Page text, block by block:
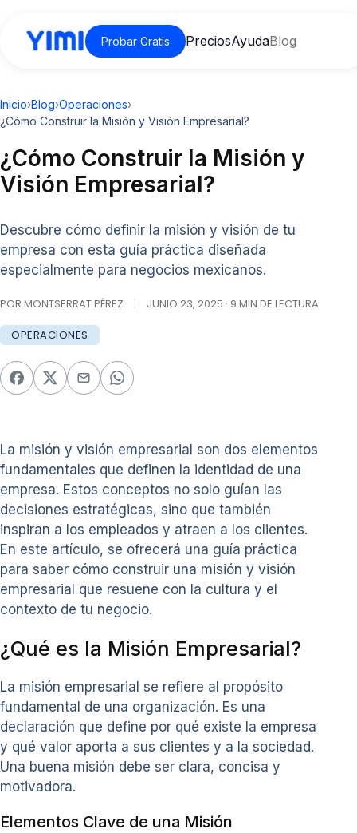
Probar Gratis PreciosAyudaBlog
Inicio›Blog›Operaciones›
¿Cómo Construir la Misión y Visión Empresarial?
¿Cómo Construir la Misión y
Visión Empresarial?
Descubre cómo definir la misión y visión de tu
empresa con esta guía práctica diseñada
especialmente para negocios mexicanos.
POR MONTSERRAT PÉREZ | JUNIO 23, 2025 · 9 MIN DE LECTURA
OPERACIONES
La misión y visión empresarial son dos elementos
fundamentales que definen la identidad de una
empresa. Estos conceptos no solo guían las
decisiones estratégicas, sino que también
inspiran a los empleados y atraen a los clientes.
En este artículo, se ofrecerá una guía práctica
para saber cómo construir una misión y visión
empresarial que resuene con la cultura y el
contexto de tu negocio.
¿Qué es la Misión Empresarial?
La misión empresarial se refiere al propósito
fundamental de una organización. Es una
declaración que define por qué existe la empresa
y qué valor aporta a sus clientes y a la sociedad.
Una buena misión debe ser clara, concisa y
motivadora.
Elementos Clave de una Misión